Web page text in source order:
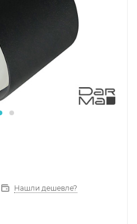
Нашли дешевле?